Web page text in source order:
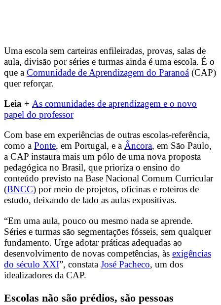
Uma escola sem carteiras enfileiradas, provas, salas de
aula, divisão por séries e turmas ainda é uma escola. É o
que a Comunidade de Aprendizagem do Paranoá (CAP)
quer reforçar.
Leia + As comunidades de aprendizagem e o novo
papel do professor
Com base em experiências de outras escolas-referência,
como a Ponte, em Portugal, e a Âncora, em São Paulo,
a CAP instaura mais um pólo de uma nova proposta
pedagógica no Brasil, que prioriza o ensino do
conteúdo previsto na Base Nacional Comum Curricular
(BNCC) por meio de projetos, oficinas e roteiros de
estudo, deixando de lado as aulas expositivas.
“Em uma aula, pouco ou mesmo nada se aprende.
Séries e turmas são segmentações fósseis, sem qualquer
fundamento. Urge adotar práticas adequadas ao
desenvolvimento de novas competências, às exigências
do século XXI”, constata José Pacheco, um dos
idealizadores da CAP.
Escolas não são prédios, são pessoas